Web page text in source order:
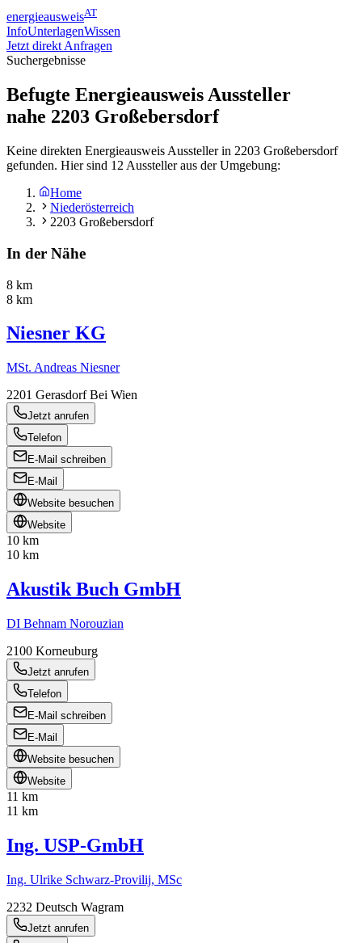
energieausweisAT
InfoUnterlagenWissen
Jetzt direkt Anfragen
Suchergebnisse
Befugte Energieausweis Aussteller
nahe 2203 Großebersdorf
Keine direkten Energieausweis Aussteller in 2203 Großebersdorf
gefunden. Hier sind 12 Aussteller aus der Umgebung:
Home
Niederösterreich
2203 Großebersdorf
In der Nähe
8 km
8 km
Niesner KG
MSt. Andreas Niesner
2201 Gerasdorf Bei Wien
Jetzt anrufen
Telefon
E-Mail schreiben
E-Mail
Website besuchen
Website
10 km
10 km
Akustik Buch GmbH
DI Behnam Norouzian
2100 Korneuburg
Jetzt anrufen
Telefon
E-Mail schreiben
E-Mail
Website besuchen
Website
11 km
11 km
Ing. USP-GmbH
Ing. Ulrike Schwarz-Provilij, MSc
2232 Deutsch Wagram
Jetzt anrufen